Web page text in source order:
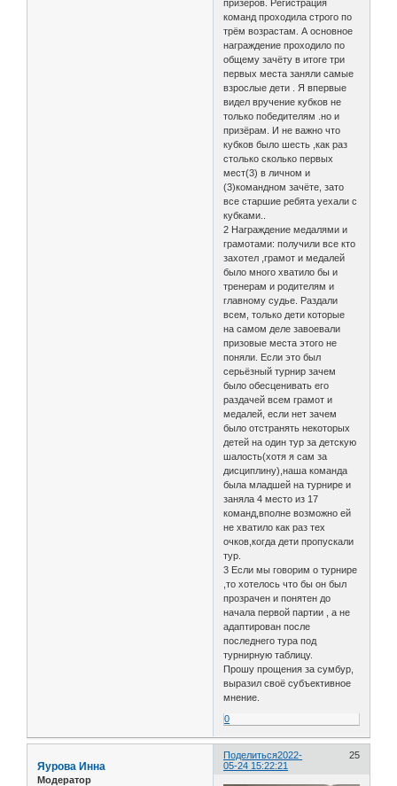
призёров. Регистрация
команд проходила строго по
трём возрастам. А основное
награждение проходило по
общему зачёту в итоге три
первых места заняли самые
взрослые дети . Я впервые
видел вручение кубков не
только победителям .но и
призёрам. И не важно что
кубков было шесть ,как раз
столько сколько первых
мест(3) в личном и
(3)командном зачёте, зато
все старшие ребята уехали с
кубками..
2 Награждение медалями и
грамотами: получили все кто
захотел ,грамот и медалей
было много хватило бы и
тренерам и родителям и
главному судье. Раздали
всем, только дети которые
на самом деле завоевали
призовые места этого не
поняли. Если это был
серьёзный турнир зачем
было обесценивать его
раздачей всем грамот и
медалей, если нет зачем
было отстранять некоторых
детей на один тур за детскую
шалость(хотя я сам за
дисциплину),наша команда
была младшей на турнире и
заняла 4 место из 17
команд,вполне возможно ей
не хватило как раз тех
очков,когда дети пропускали
тур.
3 Если мы говорим о турнире
,то хотелось что бы он был
прозрачен и понятен до
начала первой партии , а не
адаптирован после
последнего тура под
турнирную таблицу.
Прошу прощения за сумбур,
выразил своё субъективное
мнение.
0
Поделиться 25
2022-
05-24 15:22:21
Яурова Инна
Модератор